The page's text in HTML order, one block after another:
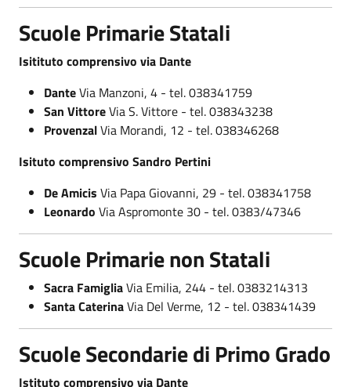
Scuole Primarie Statali
Isitituto comprensivo via Dante
DanteVia Manzoni, 4 - tel. 038341759
San VittoreVia S. Vittore - tel. 038343238
ProvenzalVia Morandi, 12 - tel. 038346268
Isituto comprensivo Sandro Pertini
De Amicis Via Papa Giovanni, 29 - tel. 038341758
Leonardo Via Aspromonte 30 - tel. 0383/47346
Scuole Primarie non Statali
Sacra FamigliaVia Emilia, 244 - tel. 0383214313
Santa CaterinaVia Del Verme, 12 - tel. 038341439
Scuole Secondarie di Primo Grado
Istituto comprensivo via Dante